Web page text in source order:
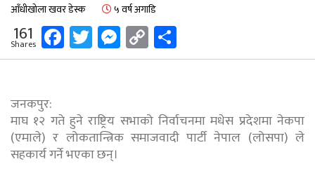
आँधीखोला खवर डेस्क ५ वर्ष अगाडि
161
Shares Facebook
Twitter
Messenger
Copy
Link
जनकपुर:
माघ १२ गते हुने राष्ट्रिय सभाको निर्वाचनमा मधेस प्रदेशमा नेकपा
(एमाले) र लोकतान्त्रिक समाजवादी पार्टी नेपाल (लोसपा) ले
सहकार्य गर्ने भएका छन्।